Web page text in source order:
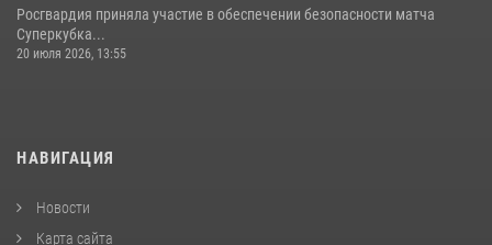
Росгвардия приняла участие в обеспечении безопасности матча
Суперкубка...
20 июля 2026, 13:55
НАВИГАЦИЯ
Новости
Карта сайта